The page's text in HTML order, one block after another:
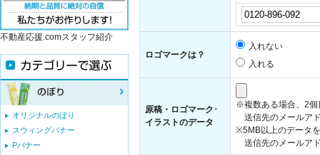
ロゴマークは？
入れない
入れる
原稿・ロゴマーク･
イラストのデータ
※複数ある場合、2個
送信先のメールア
※5MB以上のデータ
送信先のメールア
不動産応援.comスタッフ紹介
オリジナルのぼり
スウィングバナー
Pバナー